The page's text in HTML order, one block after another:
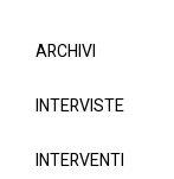
ARCHIVI
INTERVISTE
INTERVENTI